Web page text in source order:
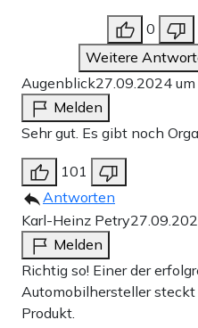
0
Weitere
Augenblick27.09.2024
Melden
Sehr gut. Es gibt noch
101
Antworten
Karl-Heinz Petry
Melden
Richtig so! Einer der
Automobilhersteller
Produkt.